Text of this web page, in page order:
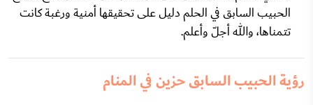
الحبيب السابق في الحلم دليل على تحقيقها أمنية ورغبة كانت
تتمناها، والله أجلّ وأعلم.
رؤية الحبيب السابق حزين في المنام